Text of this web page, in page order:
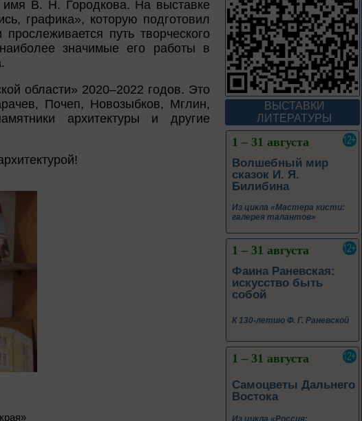
имя В. Н. Городкова. На выставке
графика», которую подготовил
путь творческого
наиболее значимые его работы в
области» 2020–2022 годов. Это
Почеп, Новозыбков, Мглин,
архитектуры и другие
ВЫСТАВКИ
ЛИТЕРАТУРЫ
1 – 31 августа
Грани души
К 155-летию со дня рождения
Л. Н. Андреева
1 – 31 августа
Волшебный мир
сказок И. Я.
Билибина
Из цикла «Мастера кисти:
галерея талантов»
1 – 31 августа
Фаина Раневская:
искусство быть
собой
К 130-летию Ф. Г. Раневской
1 – 31 августа
Самоцветы Дальнего
Востока
Из цикла «Россия: